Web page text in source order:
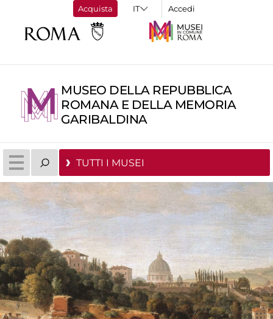
Acquista Accedi
MUSEO DELLA REPUBBLICA
ROMANA E DELLA MEMORIA
GARIBALDINA
TUTTI I MUSEI